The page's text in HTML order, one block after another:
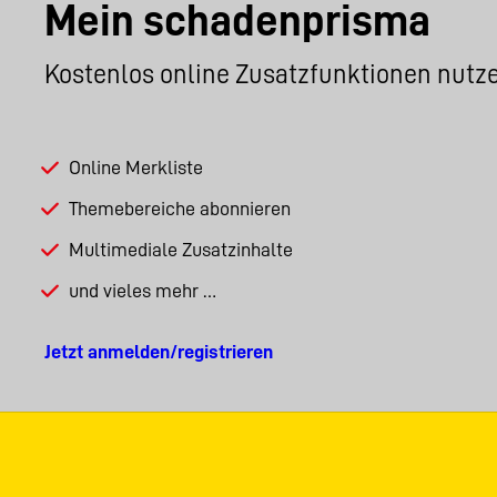
Mein schadenprisma
Kostenlos online Zusatzfunktionen
Online Merkliste
Themebereiche abonnieren
Multimediale Zusatzinhalte
und vieles mehr …
Jetzt anmelden/registrieren